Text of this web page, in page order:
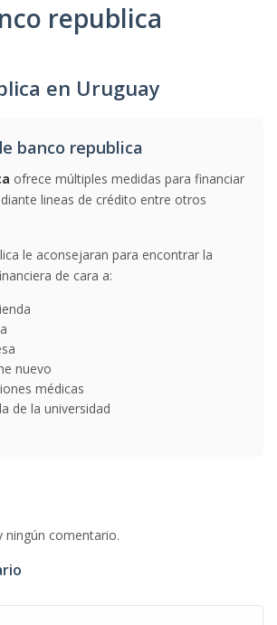
republica
en Uruguay
banco republica
ofrece múltiples medidas para financiar
lineas de crédito entre otros
le aconsejaran para encontrar la
de cara a:
nuevo
médicas
de la universidad
ningún comentario.